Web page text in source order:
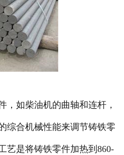
如柴油机的曲轴和连杆，
综合机械性能来调节铸铁零
艺是将铸铁零件加热到860-